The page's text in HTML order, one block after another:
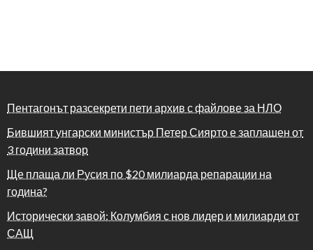
Пентагонът разсекрети пети архив с файлове за НЛО
Бившият унгарски министър Петер Сиярто е заплашен от
3 години затвор
Ще плаща ли Русия по $20 милиарда репарации на
година?
Исторически завой: Колумбия с нов лидер и милиарди от
САЩ